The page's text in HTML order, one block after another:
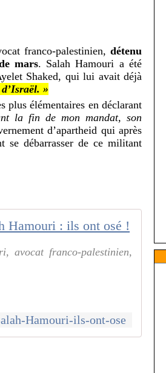
franco-palestinien,détenu
mars. Salah Hamouri a été
Shaked, qui lui avait déjà
»
plus élémentaires en déclarant
la fin de mon mandat, son
d’apartheid qui après
se débarrasser de ce militant
Hamouri : ils ont osé !
avocat franco-palestinien,
Hamouri-ils-ont-ose